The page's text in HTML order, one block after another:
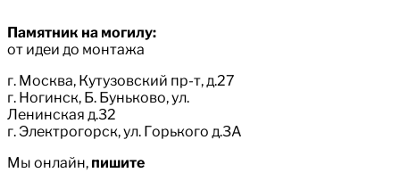
Памятник на могилу:
от идеи до монтажа
г. Москва, Кутузовский пр-т, д.27
г. Ногинск, Б. Буньково, ул.
Ленинская д.32
г. Электрогорск, ул. Горького д.3А
Мы онлайн, пишите